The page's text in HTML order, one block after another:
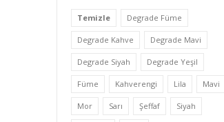
Temizle Degrade Füme
Degrade Kahve Degrade Mavi
Degrade Siyah Degrade Yeşil
Füme Kahverengi Lila Mavi
Mor Sarı Şeffaf Siyah